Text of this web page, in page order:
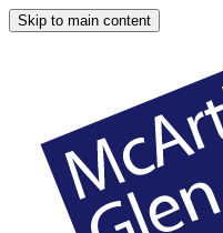
Skip to main content